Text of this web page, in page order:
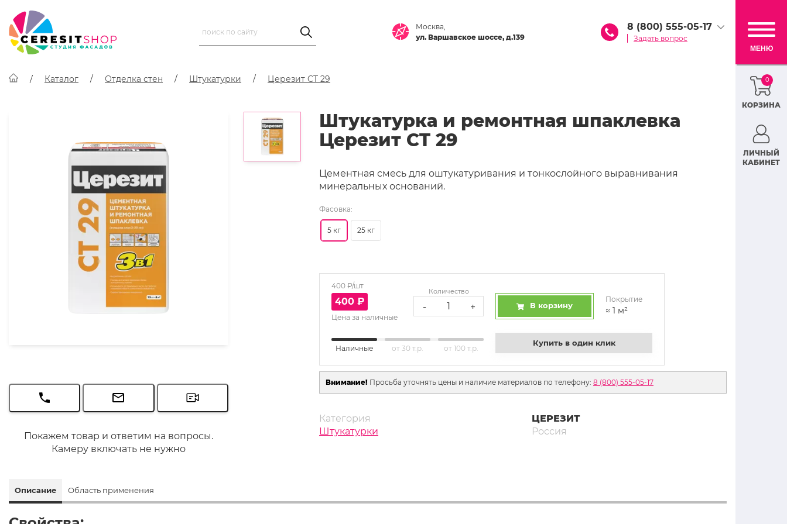
0
КОРЗИНА
ЛИЧНЫЙ
КАБИНЕТ
МЕНЮ
Москва,
ул. Варшавское шоссе, д.139
8 (800) 555-05-17
Задать вопрос
Каталог Отделка стен Штукатурки Церезит CT 29
Покажем товар и ответим на вопросы.
Камеру включать не нужно
Штукатурка и ремонтная шпаклевка
Церезит CT 29
Цементная смесь для оштукатуривания и тонкослойного выравнивания
минеральных оснований.
Фасовка:
5 кг 25 кг
400 ₽/шт
400 ₽
Цена за наличные
Наличные от 30 т.р. от 100 т.р.
Количество
- + В корзину
Покрытие
≈ 1 м²
Купить в один клик
Внимание! Просьба уточнять цены и наличие материалов по телефону: 8 (800) 555-05-17
Категория
Штукатурки
ЦЕРЕЗИТ
Россия
Описание Область применения